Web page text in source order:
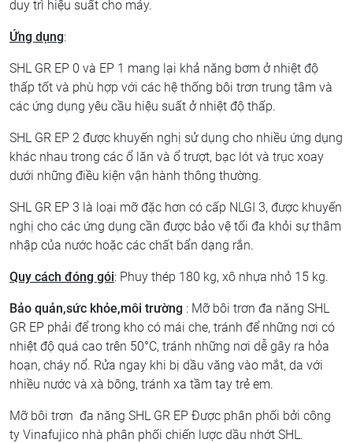
duy trì hiệu suất cho máy.
Ứng dụng:
SHL GR EP 0 và EP 1 mang lại khả năng bơm ở nhiệt độ
thấp tốt và phù hợp với các hệ thống bôi trơn trung tâm và
các ứng dụng yêu cầu hiệu suất ở nhiệt độ thấp.
SHL GR EP 2 được khuyến nghị sử dụng cho nhiều ứng dụng
khác nhau trong các ổ lăn và ổ trượt, bạc lót và trục xoay
dưới những điều kiện vận hành thông thường.
SHL GR EP 3 là loại mỡ đặc hơn có cấp NLGI 3, được khuyến
nghị cho các ứng dụng cần được bảo vệ tối đa khỏi sự thâm
nhập của nước hoặc các chất bẩn dạng rắn.
Quy cách đóng gói: Phuy thép 180 kg, xô nhựa nhỏ 15 kg.
Bảo quản,sức khỏe,môi trường : Mỡ bôi trơn đa năng SHL
GR EP phải để trong kho có mái che, tránh để những nơi có
nhiệt độ quá cao trên 50°C, tránh những nơi dễ gây ra hỏa
hoạn, cháy nổ. Rửa ngay khi bị dầu văng vào mắt, da với
nhiều nước và xà bông, tránh xa tầm tay trẻ em.
Mỡ bôi trơn đa năng SHL GR EP Được phân phối bởi công
ty Vinafujico nhà phân phối chiến lược dầu nhớt SHL.